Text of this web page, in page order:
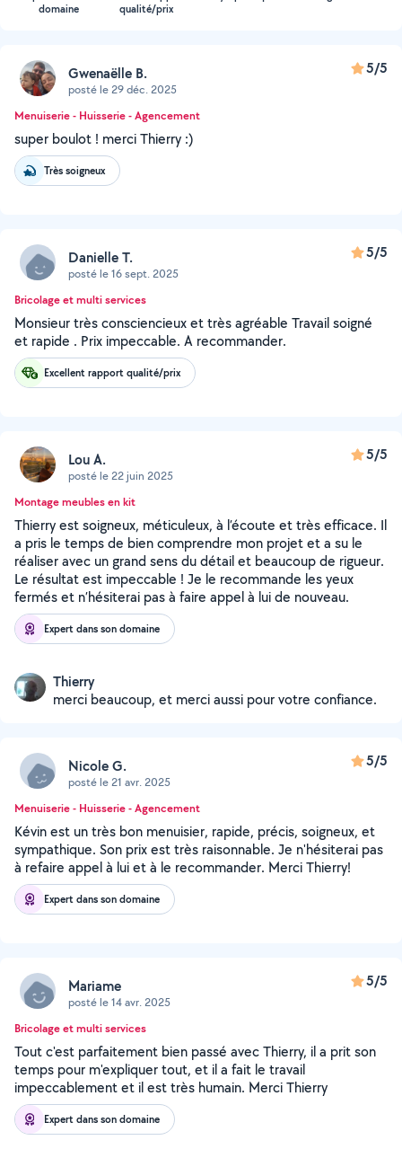
domaine
qualité/prix
Gwenaëlle B.
posté le 29 déc. 2025
5/5
Menuiserie - Huisserie - Agencement
super boulot ! merci Thierry :)
Très soigneux
Danielle T.
posté le 16 sept. 2025
5/5
Bricolage et multi services
Monsieur très consciencieux et très agréable Travail soigné
et rapide . Prix impeccable. A recommander.
Excellent rapport qualité/prix
Lou A.
posté le 22 juin 2025
5/5
Montage meubles en kit
Thierry est soigneux, méticuleux, à l’écoute et très efficace. Il
a pris le temps de bien comprendre mon projet et a su le
réaliser avec un grand sens du détail et beaucoup de rigueur.
Le résultat est impeccable ! Je le recommande les yeux
fermés et n’hésiterai pas à faire appel à lui de nouveau.
Expert dans son domaine
Thierry
merci beaucoup, et merci aussi pour votre confiance.
Nicole G.
posté le 21 avr. 2025
5/5
Menuiserie - Huisserie - Agencement
Kévin est un très bon menuisier, rapide, précis, soigneux, et
sympathique. Son prix est très raisonnable. Je n'hésiterai pas
à refaire appel à lui et à le recommander. Merci Thierry!
Expert dans son domaine
Mariame
posté le 14 avr. 2025
5/5
Bricolage et multi services
Tout c'est parfaitement bien passé avec Thierry, il a prit son
temps pour m'expliquer tout, et il a fait le travail
impeccablement et il est très humain. Merci Thierry
Expert dans son domaine